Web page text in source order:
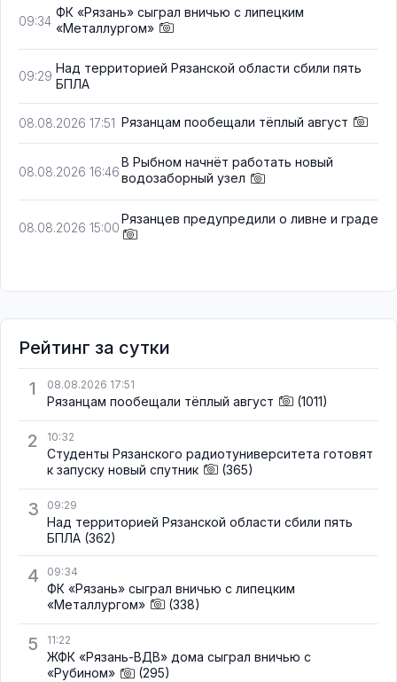
09:34
ФК «Рязань» сыграл вничью с липецким
«Металлургом»
09:29
Над территорией Рязанской области сбили пять
БПЛА
08.08.2026 17:51 Рязанцам пообещали тёплый август
08.08.2026 16:46
В Рыбном начнёт работать новый
водозаборный узел
08.08.2026 15:00
Рязанцев предупредили о ливне и граде
Рейтинг за сутки
1
08.08.2026 17:51
Рязанцам пообещали тёплый август (1011)
2 10:32
Студенты Рязанского радиотуниверситета готовят
к запуску новый спутник
(365)
3 09:29
Над территорией Рязанской области сбили пять
БПЛА (362)
4 09:34
ФК «Рязань» сыграл вничью с липецким
«Металлургом»
(338)
5 11:22
ЖФК «Рязань-ВДВ» дома сыграл вничью с
«Рубином»
(295)